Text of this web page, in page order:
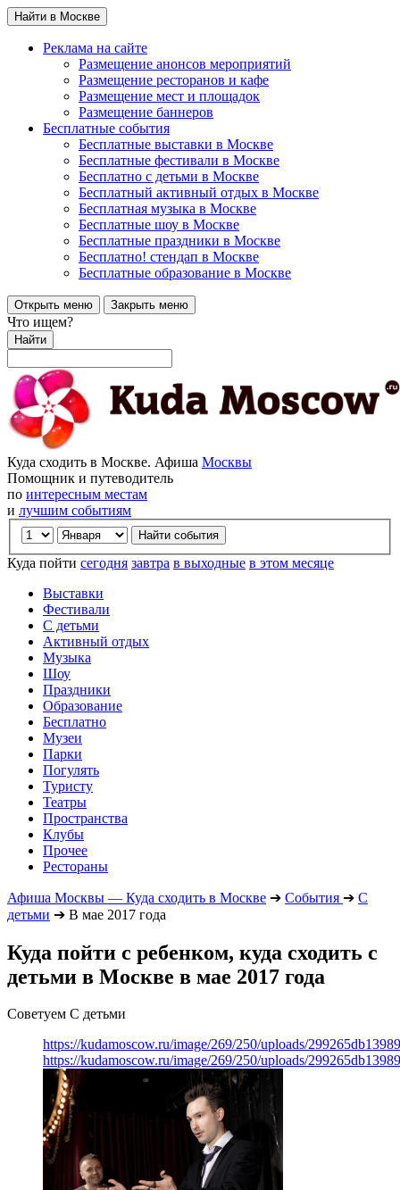
Найти в Москве
Реклама на сайте
Размещение анонсов мероприятий
Размещение ресторанов и кафе
Размещение мест и площадок
Размещение баннеров
Бесплатные события
Бесплатные выставки в Москве
Бесплатные фестивали в Москве
Бесплатно с детьми в Москве
Бесплатный активный отдых в Москве
Бесплатная музыка в Москве
Бесплатные шоу в Москве
Бесплатные праздники в Москве
Бесплатно! стендап в Москве
Бесплатные образование в Москве
Открыть меню Закрыть меню
Что ищем?
Найти
Куда сходить в Москве. Афиша Москвы
Помощник и путеводитель
по интересным местам
и лучшим событиям
Куда пойти сегодня завтра в выходные в этом месяце
Выставки
Фестивали
С детьми
Активный отдых
Музыка
Шоу
Праздники
Образование
Бесплатно
Музеи
Парки
Погулять
Туристу
Театры
Пространства
Клубы
Прочее
Рестораны
Афиша Москвы — Куда сходить в Москве ➔ События ➔ С
детьми ➔ В мае 2017 года
Куда пойти с ребенком, куда сходить с
детьми в Москве в мае 2017 года
Советуем С детьми
https://kudamoscow.ru/image/269/250/uploads/
https://kudamoscow.ru/image/269/250/uploads/